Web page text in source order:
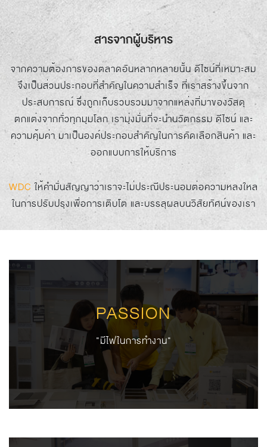
สารจากผู้บริหาร
จากความต้องการของตลาดอันหลากหลายนั้น ดีไซน์ที่เหมาะสม
จึงเป็นส่วนประกอบที่สำคัญในความสำเร็จ ที่เราสร้างขึ้นจาก
ประสบการณ์ ซึ่งถูกเก็บรวบรวมมาจากแหล่งที่มาของวัสดุ
ตกแต่งจากทั่วทุกมุมโลก เรามุ่งมั่นที่จะนำนวัตกรรม ดีไซน์ และ
ความคุ้มค่า มาเป็นองค์ประกอบสำคัญในการคัดเลือกสินค้า และ
ออกแบบการให้บริการ
WDC ให้คำมั่นสัญญาว่าเราจะไม่ประณีประนอมต่อความหลงใหล
ในการปรับปรุงเพื่อการเติบโต และบรรลุผลบนวิสัยทัศน์ของเรา
PASSION
"มีไฟในการทำงาน"